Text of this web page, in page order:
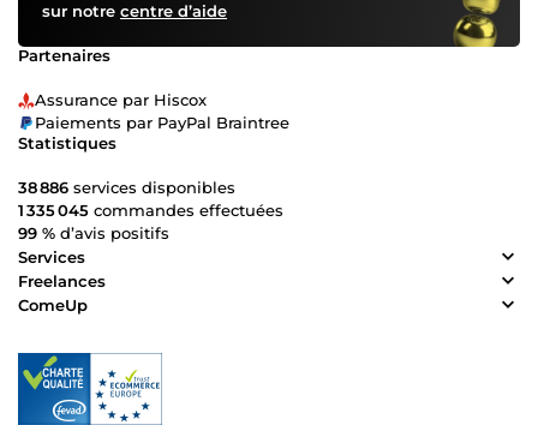
sur notre centre d’aide
Partenaires
Assurance par Hiscox
Paiements par PayPal Braintree
Statistiques
38 886 services disponibles
1 335 045 commandes effectuées
99 % d’avis positifs
Services
Freelances
ComeUp